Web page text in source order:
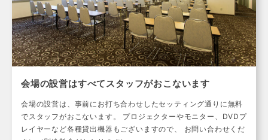
会場の設営はすべてスタッフがおこないます
会場の設営は、事前にお打ち合わせしたセッティング通りに無料
でスタッフがおこないます。 プロジェクターやモニター、DVDプ
レイヤーなど各種貸出機器もございますので、 お問い合わせくだ